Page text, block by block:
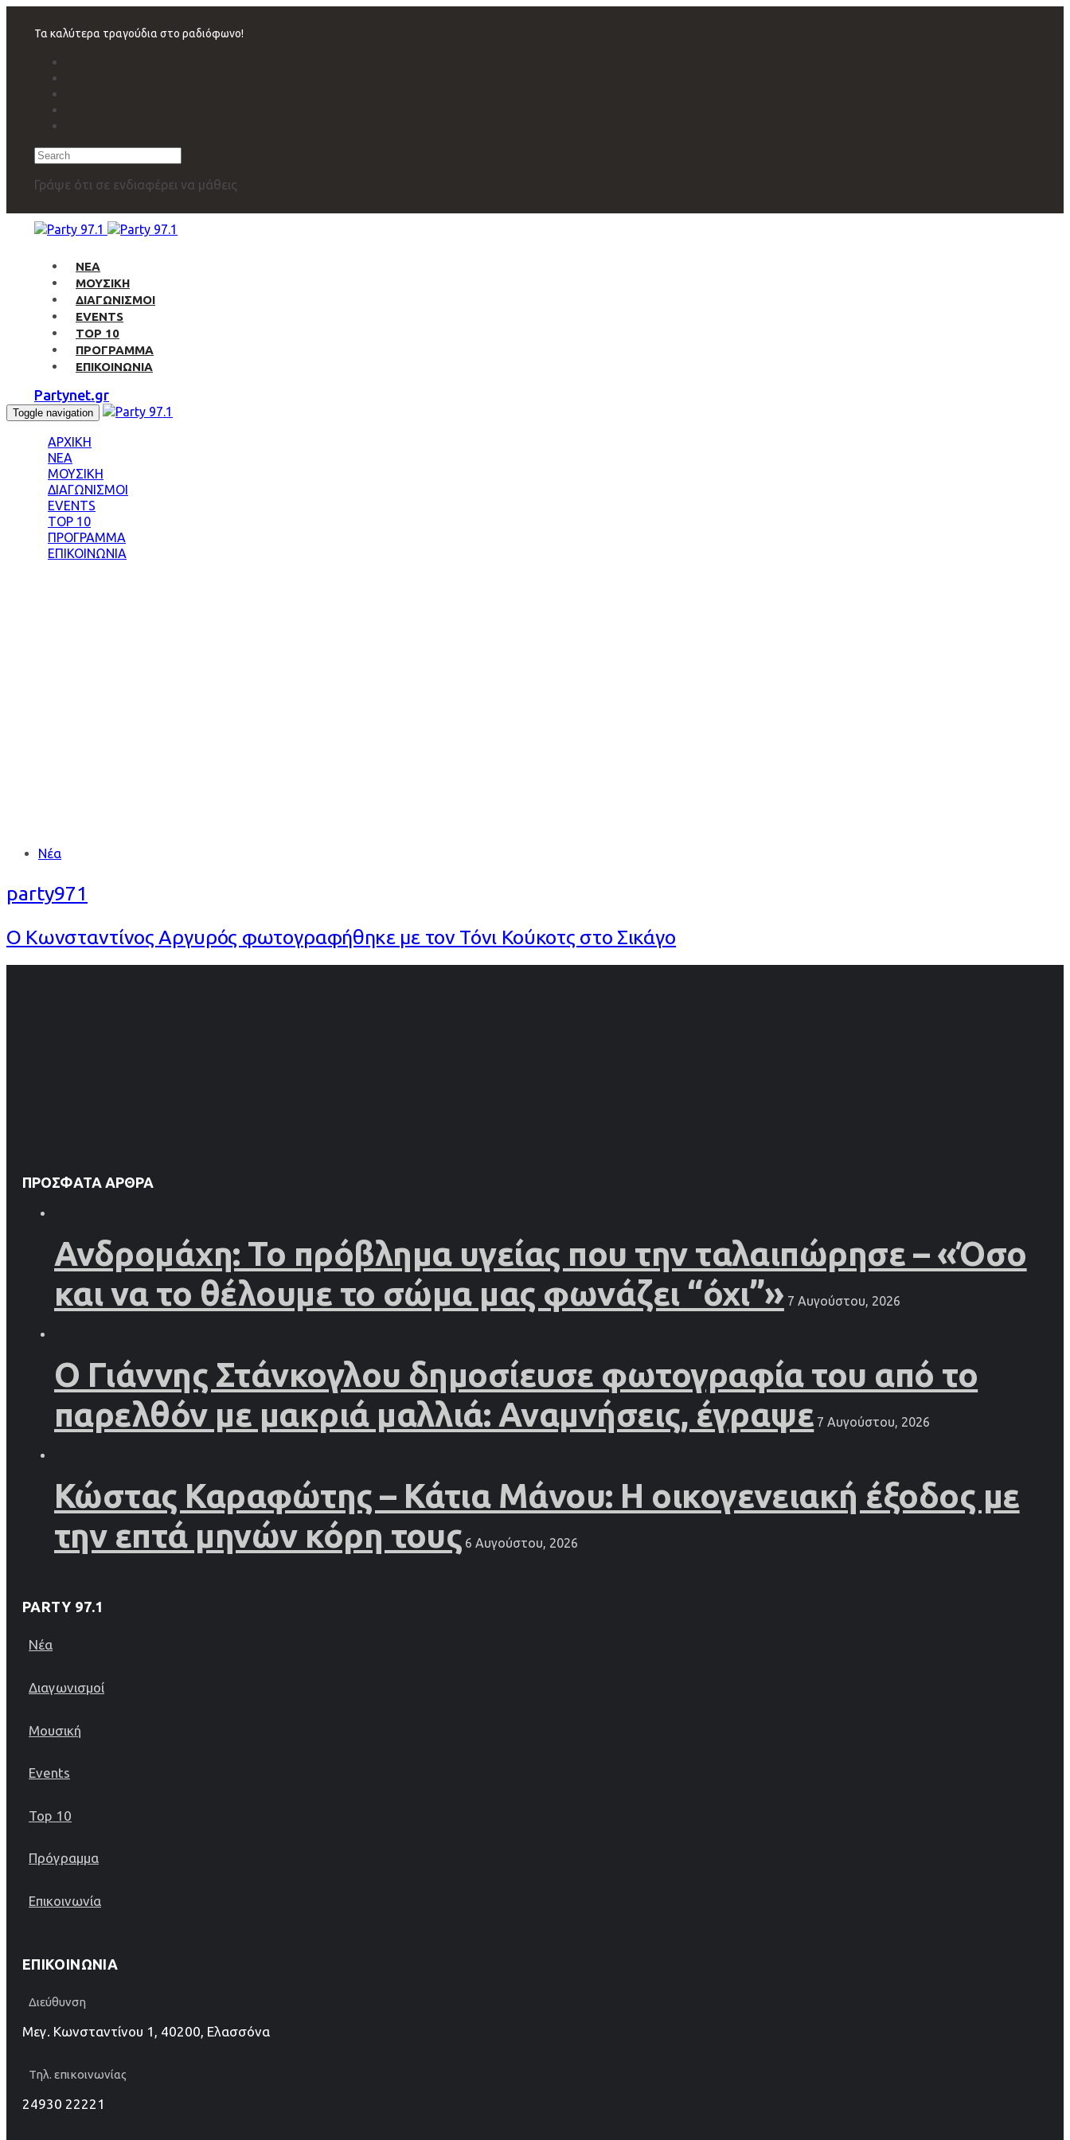
navigation
Τα καλύτερα τραγούδια στο ραδιόφωνο!
Search
Γράψε ότι σε ενδιαφέρει να μάθεις
ΝΕΑ
ΜΟΥΣΙΚΗ
ΔΙΑΓΩΝΙΣΜΟΙ
EVENTS
TOP 10
ΠΡΟΓΡΑΜΜΑ
ΕΠΙΚΟΙΝΩΝΙΑ
Partynet.gr
Toggle navigation
ΑΡΧΙΚΗ
ΝΕΑ
ΜΟΥΣΙΚΗ
ΔΙΑΓΩΝΙΣΜΟΙ
EVENTS
TOP 10
ΠΡΟΓΡΑΜΜΑ
ΕΠΙΚΟΙΝΩΝΙΑ
Tags Νέα
party971
Ο Κωνσταντίνος Αργυρός φωτογραφήθηκε με τον Τόνι Κούκοτς στο Σικάγο
ΠΡΌΣΦΑΤΑ ΆΡΘΡΑ
Ανδρομάχη: Το πρόβλημα υγείας που την ταλαιπώρησε – «Όσο
και να το θέλουμε το σώμα μας φωνάζει “όχι”» 7 Αυγούστου, 2026
Ο Γιάννης Στάνκογλου δημοσίευσε φωτογραφία του από το
παρελθόν με μακριά μαλλιά: Αναμνήσεις, έγραψε 7 Αυγούστου, 2026
Κώστας Καραφώτης – Κάτια Μάνου: Η οικογενειακή έξοδος με
την επτά μηνών κόρη τους 6 Αυγούστου, 2026
PARTY 97.1
Νέα
Διαγωνισμοί
Μουσική
Events
Top 10
Πρόγραμμα
Επικοινωνία
ΕΠΙΚΟΙΝΩΝΊΑ
Διεύθυνση
Μεγ. Κωνσταντίνου 1, 40200, Ελασσόνα
Τηλ. επικοινωνίας
24930 22221